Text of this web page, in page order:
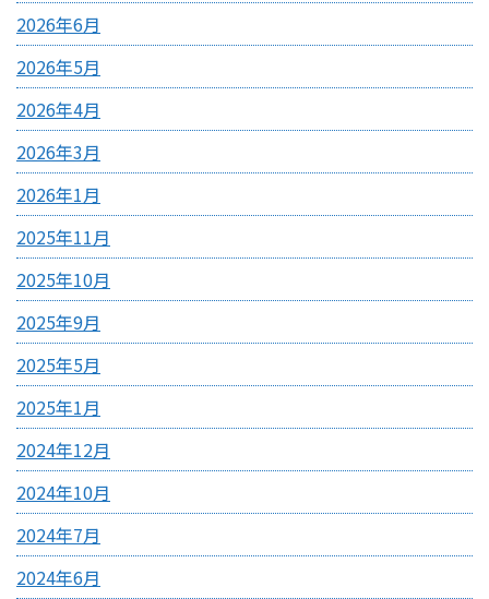
2026年6月
2026年5月
2026年4月
2026年3月
2026年1月
2025年11月
2025年10月
2025年9月
2025年5月
2025年1月
2024年12月
2024年10月
2024年7月
2024年6月